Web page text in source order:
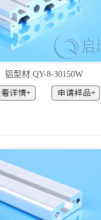
铝型材 QY-8-30150W